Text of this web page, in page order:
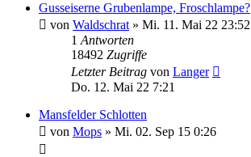
Gusseiserne Grubenlampe, Froschlampe?
von Waldschrat » Mi. 11. Mai 22 23:52
1 Antworten
18492 Zugriffe
Letzter Beitrag von Langer
Do. 12. Mai 22 7:21
Mansfelder Schlotten
von Mops » Mi. 02. Sep 15 0:26